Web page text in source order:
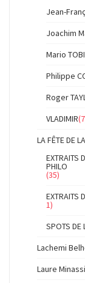
Jean-
Joachim
Mario
Philippe
Roger
VLADIMIR
LA FÊTE DE
EXTRAITS
PHILO
(35)
EXTRAITS
1)
SPOTS DE
Lachemi
Laure